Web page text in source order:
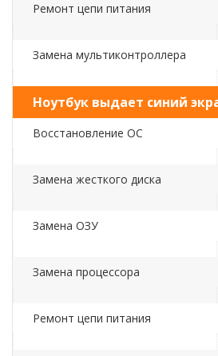
Ремонт цепи питания
Замена мультиконтроллера
Ноутбук выдает синий
Восстановление ОС
Замена жесткого диска
Замена ОЗУ
Замена процессора
Ремонт цепи питания